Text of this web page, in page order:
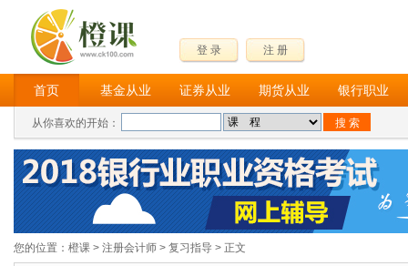
登 录 注 册
首页 基金从业 证券从业 期货从业 银行职业
从你喜欢的开始：
您的位置： 橙课 > 注册会计师 > 复习指导 > 正文